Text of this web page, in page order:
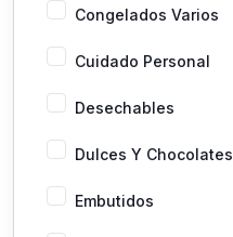
Congelados Varios
Cuidado Personal
Desechables
Dulces Y Chocolates
Embutidos